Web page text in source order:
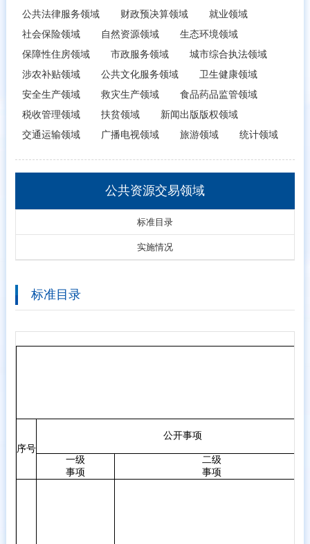
公共法律服务领域
财政预决算领域
就业领域
社会保险领域
自然资源领域
生态环境领域
保障性住房领域
市政服务领域
城市综合执法领域
涉农补贴领域
公共文化服务领域
卫生健康领域
安全生产领域
救灾生产领域
食品药品监管领域
税收管理领域
扶贫领域
新闻出版版权领域
交通运输领域
广播电视领域 旅游领域 统计领域
公共资源交易领域
标准目录
实施情况
标准目录
序号
公开事项
一级
事项
二级
事项